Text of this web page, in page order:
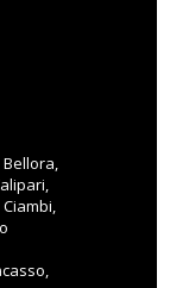
Bellora,